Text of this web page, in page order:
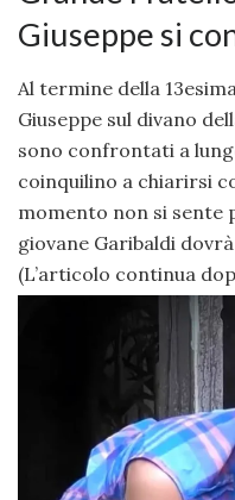
Giuseppe si
Al termine della
Giuseppe sul divano
sono confrontati a
coinquilino a chiarirsi
momento non si sente
giovane Garibaldi
(L’articolo continua